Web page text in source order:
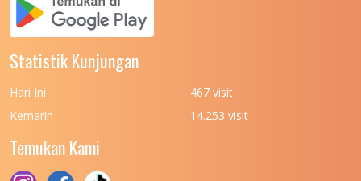
Statistik Kunjungan
Hari Ini
467 visit
Kemarin
14.253 visit
Temukan Kami